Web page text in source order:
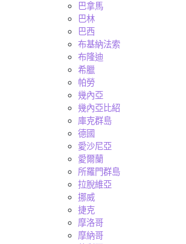
巴拿馬
巴林
巴西
布基納法索
布隆迪
希臘
帕勞
幾內亞
幾內亞比紹
庫克群島
德國
愛沙尼亞
愛爾蘭
所羅門群島
拉脫維亞
挪威
捷克
摩洛哥
摩納哥